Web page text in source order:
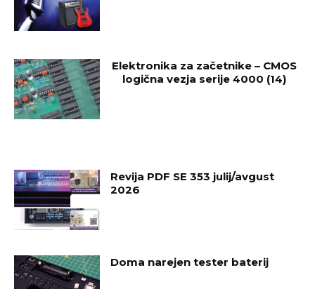
Elektronika za začetnike – CMOS
logična vezja serije 4000 (14)
Revija PDF SE 353 julij/avgust
2026
Doma narejen tester baterij